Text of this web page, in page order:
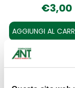
€3,00
AGGIUNGI AL